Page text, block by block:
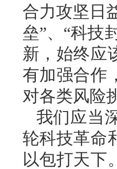
合力攻坚日
垒”、“科技
新，始终应
有加强合作
对各类风险
我们应当
轮科技革命
以包打天下